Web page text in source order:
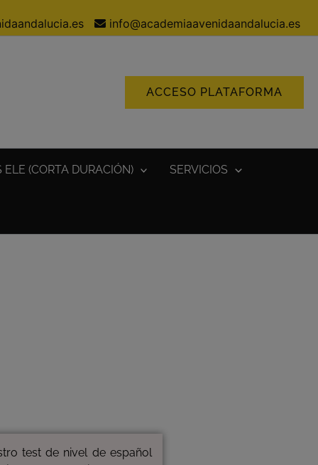
info@academiaavenidaandalucia.es
ACCESO PLATAFORMA
ELE (CORTA DURACIÓN) SERVICIOS
test de nivel de español